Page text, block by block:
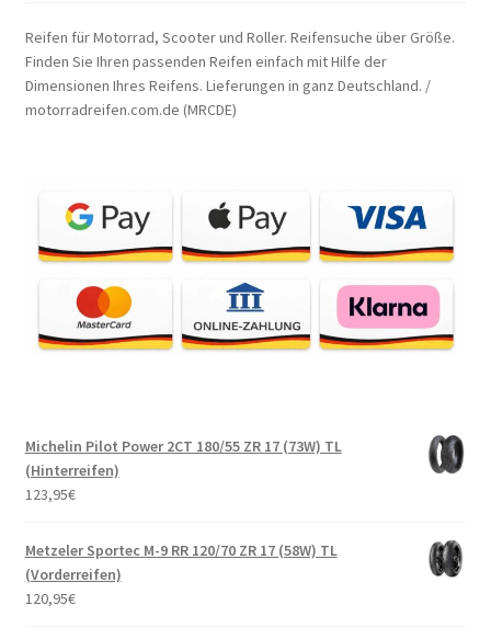
Reifen für Motorrad, Scooter und Roller. Reifensuche über Größe.
Finden Sie Ihren passenden Reifen einfach mit Hilfe der
Dimensionen Ihres Reifens. Lieferungen in ganz Deutschland. /
motorradreifen.com.de (MRCDE)
Michelin Pilot Power 2CT 180/55 ZR 17 (73W) TL
(Hinterreifen)
123,95€
Metzeler Sportec M-9 RR 120/70 ZR 17 (58W) TL
(Vorderreifen)
120,95€